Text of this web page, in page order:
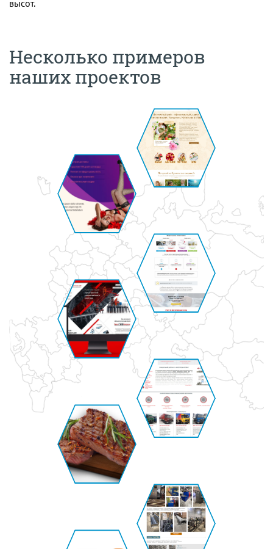
высот.
Несколько примеров
наших проектов